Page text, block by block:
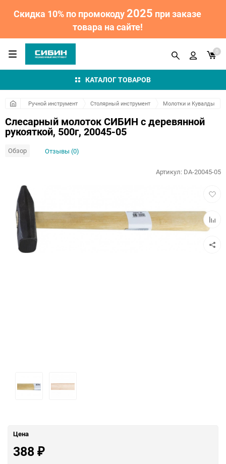
Скидка 10% по промокоду2025 при заказе
товара на сайте!
КАТАЛОГ ТОВАРОВ
0
Ручной инструмент Столярный инструмент Молотки и Кувалды
Слесарный молоток СИБИН с деревянной
рукояткой, 500г, 20045-05
Обзор Отзывы (0)
к
Артикул: DA-20045-05
Цена
388 ₽